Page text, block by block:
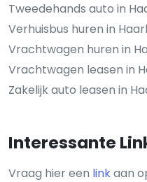
Tweedehands auto in
Verhuisbus huren in
Vrachtwagen huren in
Vrachtwagen leasen in
Zakelijk auto leasen in
Interessante
Vraag hier een linkaan